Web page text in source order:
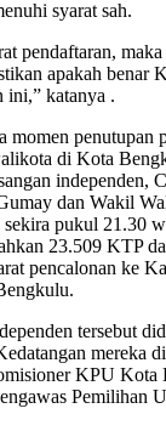
syarat sah.
pendaftaran,
apakah benar
ini,” katanya .
momen penutupan
di Kota
independen,
dan Wakil
pukul 21.30
23.509 KTP
pencalonan ke
tersebut
mereka
KPU Kota
Pemilihan